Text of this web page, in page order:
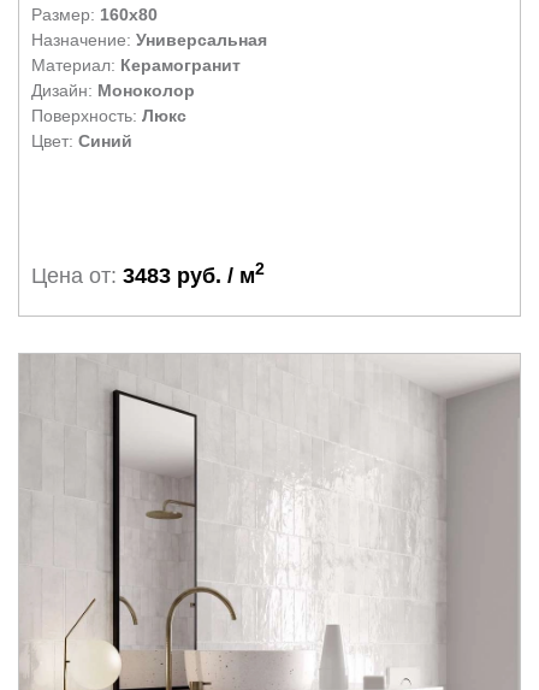
Размер: 160x80
Назначение: Универсальная
Материал: Керамогранит
Дизайн: Моноколор
Поверхность: Люкс
Цвет: Синий
Цена от: 3483 руб. / м2